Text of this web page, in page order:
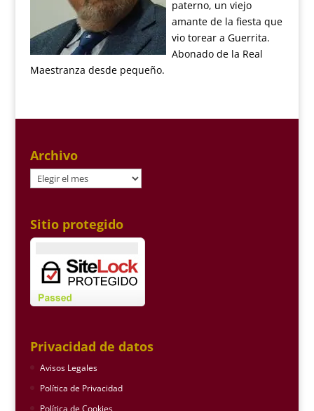
paterno, un viejo
amante de la fiesta que
vio torear a Guerrita.
Abonado de la Real
Maestranza desde pequeño.
Archivo
Archivo
Sitio protegido
Privacidad de datos
Avisos Legales
Política de Privacidad